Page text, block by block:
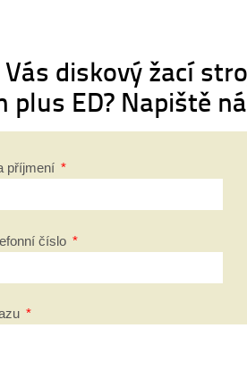
diskový žací
plus ED? Napiště
příjmení *
číslo *
*